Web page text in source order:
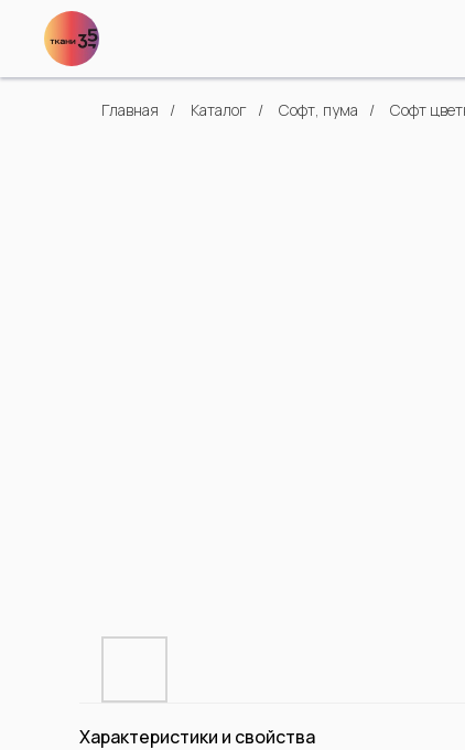
Главная / Каталог / Софт, пума / Софт
Характеристики и свойства